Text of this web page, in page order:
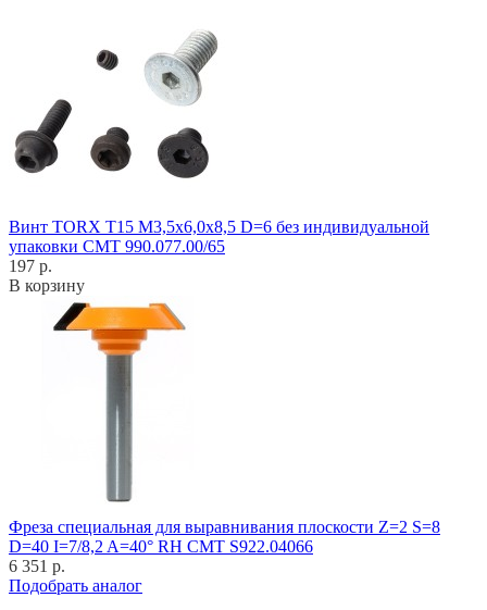
Винт TORX T15 M3,5x6,0x8,5 D=6 без индивидуальной
упаковки CMT 990.077.00/65
197 р.
В корзину
Фреза специальная для выравнивания плоскости Z=2 S=8
D=40 I=7/8,2 A=40° RH CMT S922.04066
6 351 р.
Подобрать аналог